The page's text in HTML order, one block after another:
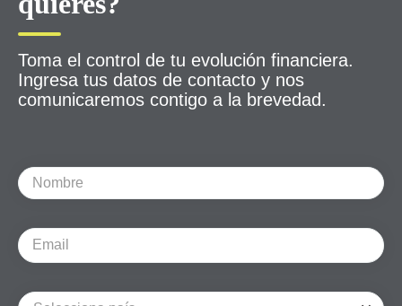
Toma el control de tu evolución financiera.
Ingresa tus datos de contacto y nos
comunicaremos contigo a la brevedad.
Nombre
Email